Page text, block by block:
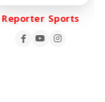
Reporter Sports